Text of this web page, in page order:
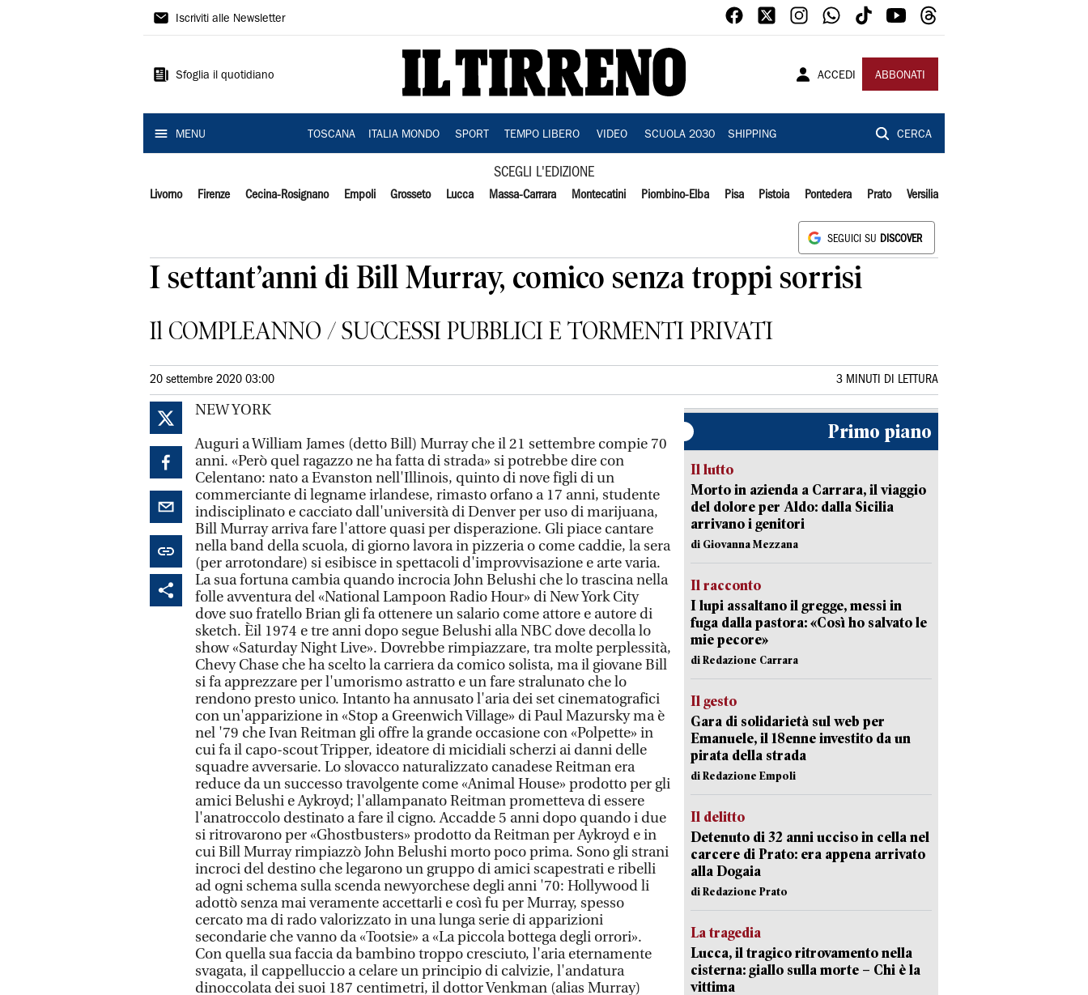
Il
Iscriviti alle Newsletter
Sfoglia il quotidiano ACCEDI ABBONATI
MENU TOSCANA ITALIA MONDO SPORT TEMPO LIBERO VIDEO SCUOLA 2030 SHIPPING CERCA
SCEGLI L'EDIZIONE
Livorno Firenze Cecina-Rosignano Empoli Grosseto Lucca Massa-Carrara Montecatini Piombino-Elba Pisa Pistoia Pontedera Prato Versilia
SEGUICI SU DISCOVER
I settant’anni di Bill Murray, comico senza troppi sorrisi
Il COMPLEANNO / SUCCESSI PUBBLICI E TORMENTI PRIVATI
20 settembre 2020 03:00 3 MINUTI DI LETTURA
NEW YORK
Auguri a William James (detto Bill) Murray che il 21 settembre compie 70
anni. «Però quel ragazzo ne ha fatta di strada» si potrebbe dire con
Celentano: nato a Evanston nell'Illinois, quinto di nove figli di un
commerciante di legname irlandese, rimasto orfano a 17 anni, studente
indisciplinato e cacciato dall'università di Denver per uso di marijuana,
Bill Murray arriva fare l'attore quasi per disperazione. Gli piace cantare
nella band della scuola, di giorno lavora in pizzeria o come caddie, la sera
(per arrotondare) si esibisce in spettacoli d'improvvisazione e arte varia.
La sua fortuna cambia quando incrocia John Belushi che lo trascina nella
folle avventura del «National Lampoon Radio Hour» di New York City
dove suo fratello Brian gli fa ottenere un salario come attore e autore di
sketch. Èil 1974 e tre anni dopo segue Belushi alla NBC dove decolla lo
show «Saturday Night Live». Dovrebbe rimpiazzare, tra molte perplessità,
Chevy Chase che ha scelto la carriera da comico solista, ma il giovane Bill
si fa apprezzare per l'umorismo astratto e un fare stralunato che lo
rendono presto unico. Intanto ha annusato l'aria dei set cinematografici
con un'apparizione in «Stop a Greenwich Village» di Paul Mazursky ma è
nel '79 che Ivan Reitman gli offre la grande occasione con «Polpette» in
cui fa il capo-scout Tripper, ideatore di micidiali scherzi ai danni delle
squadre avversarie. Lo slovacco naturalizzato canadese Reitman era
reduce da un successo travolgente come «Animal House» prodotto per gli
amici Belushi e Aykroyd; l'allampanato Reitman prometteva di essere
l'anatroccolo destinato a fare il cigno. Accadde 5 anni dopo quando i due
si ritrovarono per «Ghostbusters» prodotto da Reitman per Aykroyd e in
cui Bill Murray rimpiazzò John Belushi morto poco prima. Sono gli strani
incroci del destino che legarono un gruppo di amici scapestrati e ribelli
ad ogni schema sulla scenda newyorchese degli anni '70: Hollywood li
adottò senza mai veramente accettarli e così fu per Murray, spesso
cercato ma di rado valorizzato in una lunga serie di apparizioni
secondarie che vanno da «Tootsie» a «La piccola bottega degli orrori».
Con quella sua faccia da bambino troppo cresciuto, l'aria eternamente
svagata, il cappelluccio a celare un principio di calvizie, l'andatura
dinoccolata dei suoi 187 centimetri, il dottor Venkman (alias Murray)
Primo piano
Il lutto
Morto in azienda a Carrara, il viaggio
del dolore per Aldo: dalla Sicilia
arrivano i genitori
di Giovanna Mezzana
Il racconto
I lupi assaltano il gregge, messi in
fuga dalla pastora: «Così ho salvato le
mie pecore»
di Redazione Carrara
Il gesto
Gara di solidarietà sul web per
Emanuele, il 18enne investito da un
pirata della strada
di Redazione Empoli
Il delitto
Detenuto di 32 anni ucciso in cella nel
carcere di Prato: era appena arrivato
alla Dogaia
di Redazione Prato
La tragedia
Lucca, il tragico ritrovamento nella
cisterna: giallo sulla morte – Chi è la
vittima